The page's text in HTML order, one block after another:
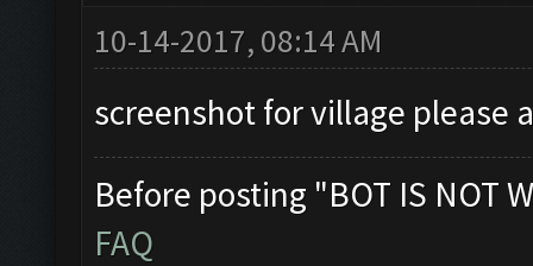
10-14-2017, 08:14 AM
screenshot for village please
Before posting "BOT IS NOT
FAQ